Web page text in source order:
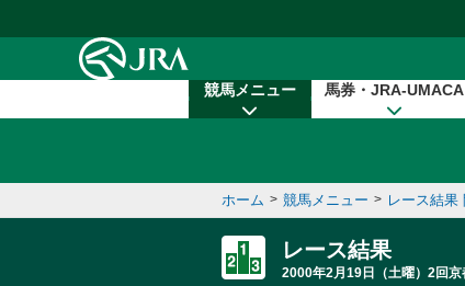
競馬メニュー 馬券・JRA-UMACA
ホーム > 競馬メニュー > レース結果
レース結果
2000年2月19日（土曜）2回京